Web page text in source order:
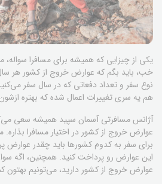
یکی از چیزایی که همیشه برای مسافرا
خب، باید بگم که عوارض خروج از کشور هر
هم یه سری تغییرات اعمال شده که بهتره
آژانس مسافرتی آسمان سپید همیشه سعی
عوارض خروج از کشور در اختیار مسافرا بذاره.
برای سفر به کدوم کشورها باید چقدر عوارض
این عوارض رو پرداخت کنید. همچنین، اگه
عوارض خروج از کشور دارید، می‌تونیم بهتون